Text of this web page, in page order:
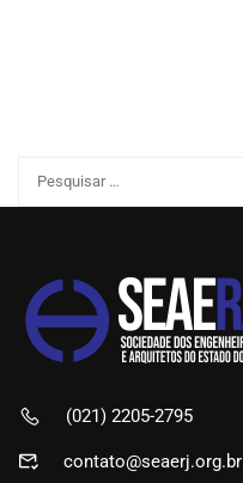
(021) 2205-2795
contato@seaerj.org.br